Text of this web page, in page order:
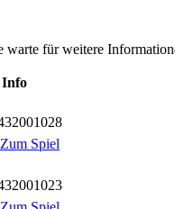
für weitere
Info
Zum Spiel